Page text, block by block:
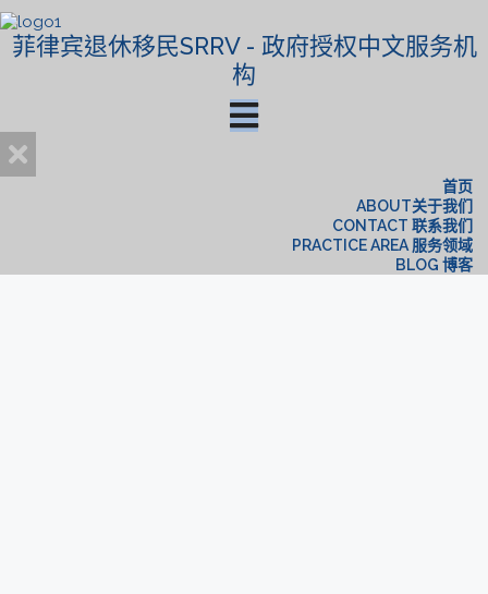
菲律宾退休移民SRRV - 政府授权中文服务机
构
首页
ABOUT关于我们
CONTACT 联系我们
PRACTICE AREA 服务领域
BLOG 博客